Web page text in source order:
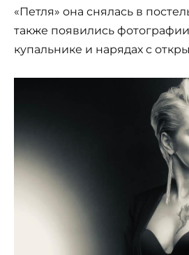
«Петля» она снялась в
также появились
купальнике и нарядах с